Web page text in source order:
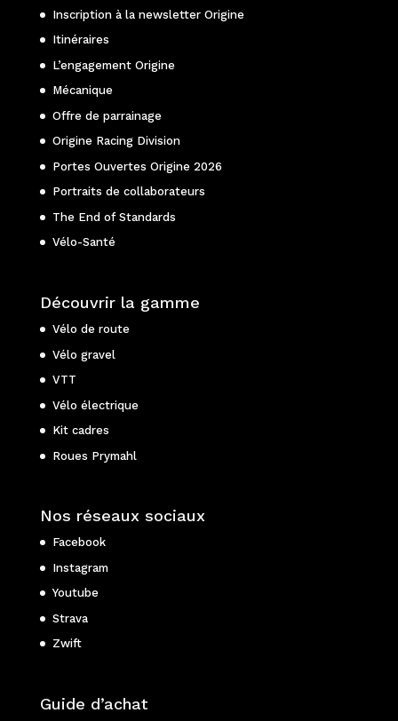
Inscription à la newsletter Origine
Itinéraires
L’engagement Origine
Mécanique
Offre de parrainage
Origine Racing Division
Portes Ouvertes Origine 2026
Portraits de collaborateurs
The End of Standards
Vélo-Santé
Découvrir la gamme
Vélo de route
Vélo gravel
VTT
Vélo électrique
Kit cadres
Roues Prymahl
Nos réseaux sociaux
Facebook
Instagram
Youtube
Strava
Zwift
Guide d’achat